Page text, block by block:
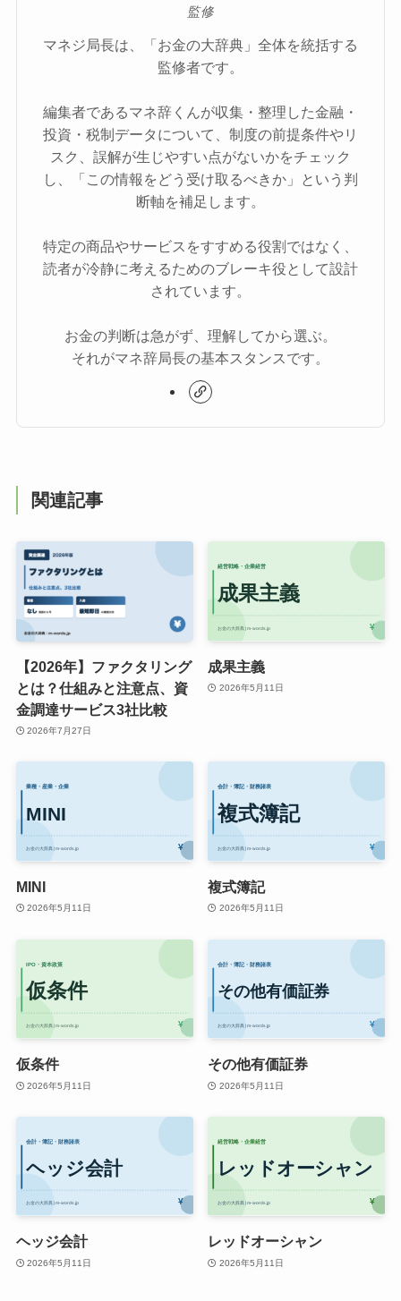
監修
マネジ局長は、「お金の大辞典」全体を統括する
監修者です。
編集者であるマネ辞くんが収集・整理した金融・
投資・税制データについて、制度の前提条件やリ
スク、誤解が生じやすい点がないかをチェック
し、「この情報をどう受け取るべきか」という判
断軸を補足します。
特定の商品やサービスをすすめる役割ではなく、
読者が冷静に考えるためのブレーキ役として設計
されています。
お金の判断は急がず、理解してから選ぶ。
それがマネ辞局長の基本スタンスです。
関連記事
【2026年】ファクタリング
とは？仕組みと注意点、資
金調達サービス3社比較
2026年7月27日
成果主義
2026年5月11日
MINI
2026年5月11日
複式簿記
2026年5月11日
仮条件
2026年5月11日
その他有価証券
2026年5月11日
ヘッジ会計
2026年5月11日
レッドオーシャン
2026年5月11日